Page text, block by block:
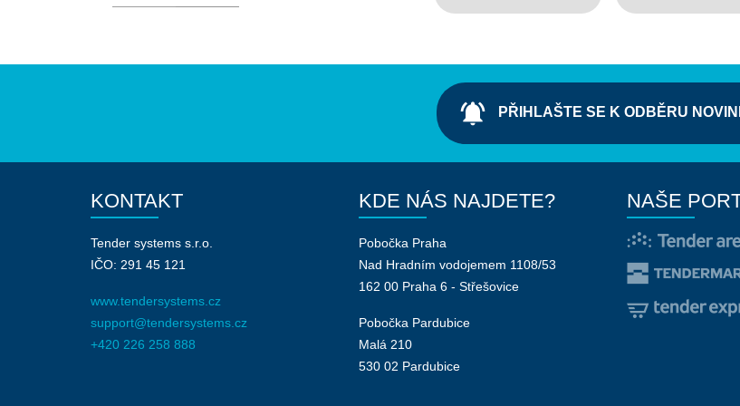
notifications_active PŘIHLAŠTE SE K ODBĚRU
KONTAKT
Tender systems s.r.o.
IČO: 291 45 121
www.tendersystems.cz
support@tendersystems.cz
+420 226 258 888
KDE NÁS NAJDETE?
Pobočka Praha
Nad Hradním vodojemem 1108/53
162 00 Praha 6 - Střešovice
Pobočka Pardubice
Malá 210
530 02 Pardubice
NAŠE